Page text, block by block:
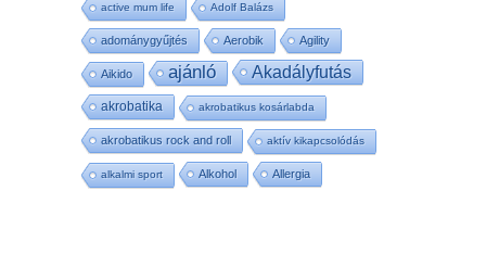
active mum life Adolf Balázs
adománygyűjtés Aerobik Agility
Aikido ajánló Akadályfutás
akrobatika akrobatikus kosárlabda
akrobatikus rock and roll aktív kikapcsolódás
alkalmi sport Alkohol Allergia